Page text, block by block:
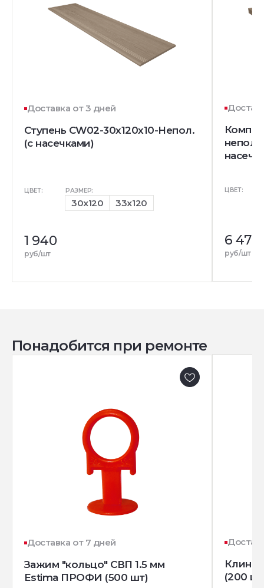
Доставка от 3 дней
Ступень CW02-30x120x10-Непол.
(с насечками)
ЦВЕТ: РАЗМЕР:
30x120 33x120
1 940
руб/шт
непол.
ЦВЕТ:
6 470
руб/шт
Понадобится при ремонте
Доставка от 7 дней
Зажим "кольцо" СВП 1.5 мм
Estima ПРОФИ (500 шт)
Клин
(200